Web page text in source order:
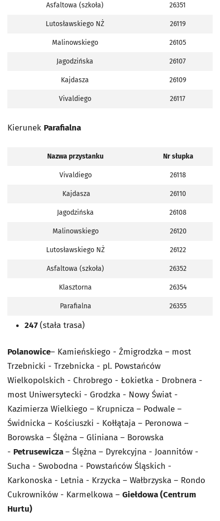
Asfaltowa (szkoła) 26351
Lutosławskiego NŻ 26119
Malinowskiego 26105
Jagodzińska 26107
Kajdasza 26109
Vivaldiego 26117
Kierunek Parafialna
Nazwa przystanku Nr słupka
Vivaldiego 26118
Kajdasza 26110
Jagodzińska 26108
Malinowskiego 26120
Lutosławskiego NŻ 26122
Asfaltowa (szkoła) 26352
Klasztorna 26354
Parafialna 26355
247(stała trasa)
Polanowice– Kamieńskiego - Żmigrodzka – most
Trzebnicki - Trzebnicka - pl. Powstańców
Wielkopolskich - Chrobrego - Łokietka - Drobnera -
most Uniwersytecki - Grodzka - Nowy Świat -
Kazimierza Wielkiego – Krupnicza – Podwale –
Świdnicka – Kościuszki - Kołłątaja – Peronowa –
Borowska – Ślężna – Gliniana – Borowska
- Petrusewicza– Ślężna – Dyrekcyjna - Joannitów -
Sucha - Swobodna - Powstańców Śląskich -
Karkonoska - Letnia - Krzycka – Wałbrzyska – Rondo
Cukrowników - Karmelkowa – Giełdowa (Centrum
Hurtu)